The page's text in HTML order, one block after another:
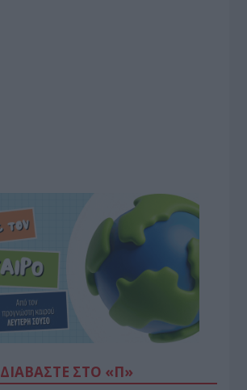
ΔΙΑΒΆΣΤΕ ΣΤΟ «Π»